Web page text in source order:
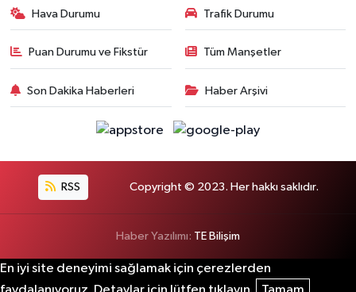
Hava Durumu Trafik Durumu
Puan Durumu ve Fikstür Tüm Manşetler
Son Dakika Haberleri Haber Arşivi
RSS Copyright © 2023. Her hakkı saklıdır.
Haber Yazılımı: TE Bilişim
En iyi site deneyimi sağlamak için çerezlerden